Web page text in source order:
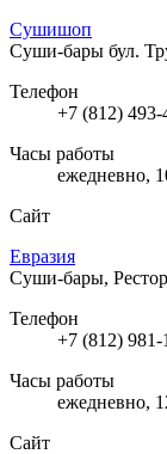
Сушишоп
Суши-бары бул.
Телефон
+7 (812) 493-
Часы работы
ежедневно,
Сайт
Евразия
Суши-бары,
Телефон
+7 (812)
Часы работы
ежедневно,
Сайт